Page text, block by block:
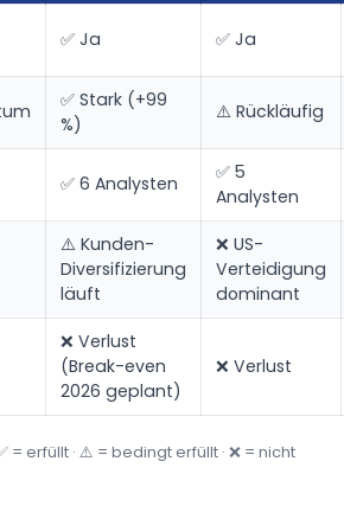
✅ Ja ✅ Ja
✅ Stark (+99
%)
⚠️ Rückläufig
✅ 6 Analysten
✅ 5
Analysten
⚠️ Kunden-
Diversifizierung
läuft
❌ US-
Verteidigung
dominant
❌ Verlust
(Break-even
2026 geplant)
❌ Verlust
= erfüllt · ⚠️ = bedingt erfüllt · ❌ = nicht